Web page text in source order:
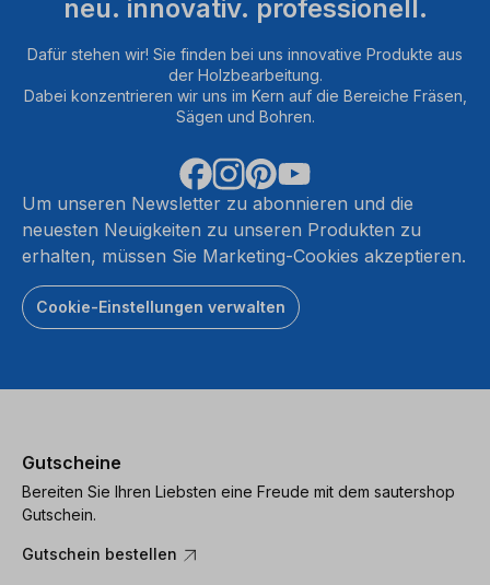
neu. innovativ. professionell.
Dafür stehen wir! Sie finden bei uns innovative Produkte aus
der Holzbearbeitung.
Dabei konzentrieren wir uns im Kern auf die Bereiche Fräsen,
Sägen und Bohren.
Um unseren Newsletter zu abonnieren und die
neuesten Neuigkeiten zu unseren Produkten zu
erhalten, müssen Sie Marketing-Cookies akzeptieren.
Cookie-Einstellungen verwalten
Gutscheine
Bereiten Sie Ihren Liebsten eine Freude mit dem sautershop
Gutschein.
Gutschein bestellen